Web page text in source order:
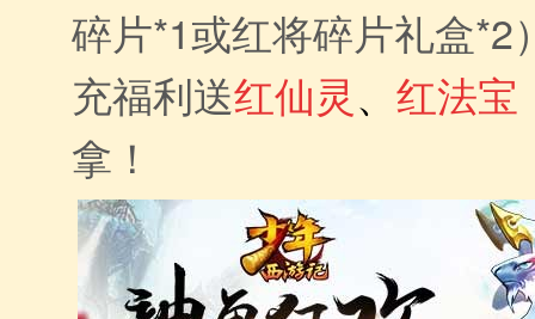
碎片*1或红将碎片礼盒*2
充福利送红仙灵、 红法宝
拿！